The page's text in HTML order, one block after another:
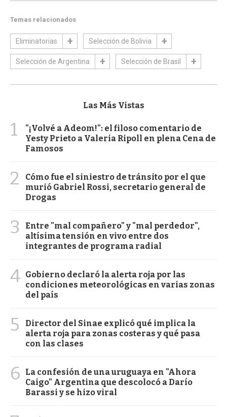
Temas relacionados
Eliminatorias Selección de Bolivia
Selección de Argentina Selección de Brasil
Las Más Vistas
1
"¡Volvé a Adeom!": el filoso comentario de
Yesty Prieto a Valeria Ripoll en plena Cena de
Famosos
2
Cómo fue el siniestro de tránsito por el que
murió Gabriel Rossi, secretario general de
Drogas
3
Entre "mal compañero" y "mal perdedor",
altísima tensión en vivo entre dos
integrantes de programa radial
4 Gobierno declaró la alerta roja por las
condiciones meteorológicas en varias zonas
del país
5
Director del Sinae explicó qué implica la
alerta roja para zonas costeras y qué pasa
con las clases
6
La confesión de una uruguaya en "Ahora
Caigo" Argentina que descolocó a Darío
Barassi y se hizo viral